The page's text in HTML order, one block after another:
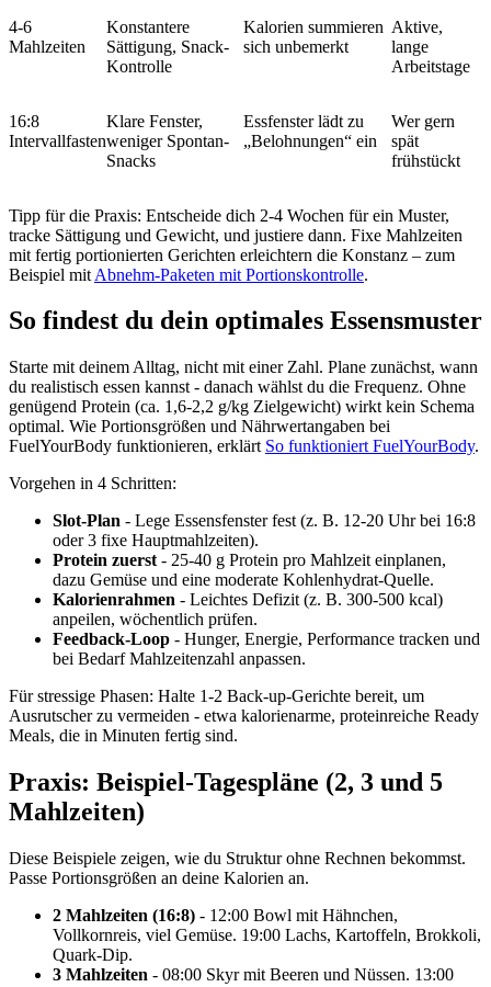
4-6
Mahlzeiten
Konstantere
Sättigung, Snack-
Kontrolle
Kalorien summieren
sich unbemerkt
Aktive,
lange
Arbeitstage
16:8
Intervallfasten
Klare Fenster,
weniger Spontan-
Snacks
Essfenster lädt zu
„Belohnungen“ ein
Wer gern
spät
frühstückt
Tipp für die Praxis: Entscheide dich 2-4 Wochen für ein Muster,
tracke Sättigung und Gewicht, und justiere dann. Fixe Mahlzeiten
mit fertig portionierten Gerichten erleichtern die Konstanz – zum
Beispiel mit Abnehm‑Paketen mit Portionskontrolle.
So findest du dein optimales Essensmuster
Starte mit deinem Alltag, nicht mit einer Zahl. Plane zunächst, wann
du realistisch essen kannst - danach wählst du die Frequenz. Ohne
genügend Protein (ca. 1,6-2,2 g/kg Zielgewicht) wirkt kein Schema
optimal. Wie Portionsgrößen und Nährwertangaben bei
FuelYourBody funktionieren, erklärt So funktioniert FuelYourBody.
Vorgehen in 4 Schritten:
Slot-Plan - Lege Essensfenster fest (z. B. 12-20 Uhr bei 16:8
oder 3 fixe Hauptmahlzeiten).
Protein zuerst - 25-40 g Protein pro Mahlzeit einplanen,
dazu Gemüse und eine moderate Kohlenhydrat-Quelle.
Kalorienrahmen - Leichtes Defizit (z. B. 300-500 kcal)
anpeilen, wöchentlich prüfen.
Feedback-Loop - Hunger, Energie, Performance tracken und
bei Bedarf Mahlzeitenzahl anpassen.
Für stressige Phasen: Halte 1-2 Back-up-Gerichte bereit, um
Ausrutscher zu vermeiden - etwa kalorienarme, proteinreiche Ready
Meals, die in Minuten fertig sind.
Praxis: Beispiel-Tagespläne (2, 3 und 5
Mahlzeiten)
Diese Beispiele zeigen, wie du Struktur ohne Rechnen bekommst.
Passe Portionsgrößen an deine Kalorien an.
2 Mahlzeiten (16:8) - 12:00 Bowl mit Hähnchen,
Vollkornreis, viel Gemüse. 19:00 Lachs, Kartoffeln, Brokkoli,
Quark-Dip.
3 Mahlzeiten - 08:00 Skyr mit Beeren und Nüssen. 13:00